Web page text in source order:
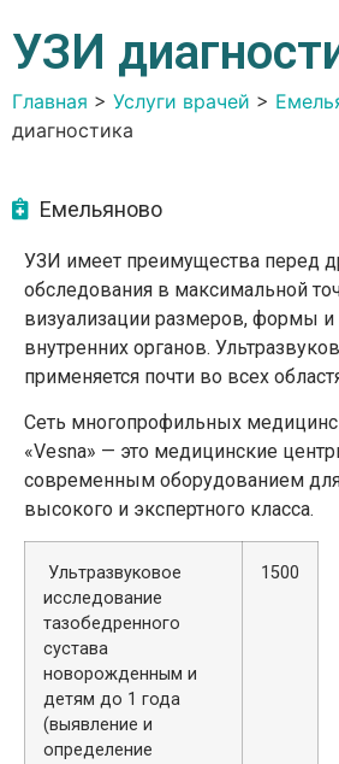
УЗИ
Главная > Услуги врачей >
диагностика
Емельяново
УЗИ имеет преимущества перед
обследования в максимальной
визуализации размеров, формы
внутренних органов.
применяется почти во всех
Сеть многопрофильных
«Vesna» — это медицинские
современным оборудованием
высокого и экспертного класса.
Ультразвуковое
исследование
тазобедренного
сустава
новорожденным и
детям до 1 года
(выявление и
определение
1500